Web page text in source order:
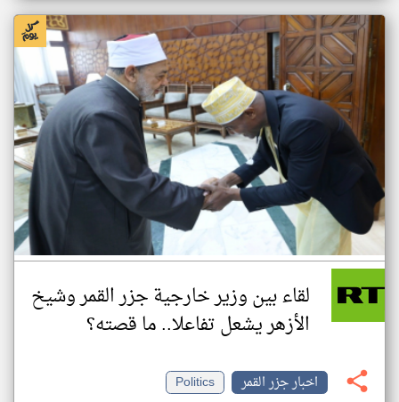
لقاء بين وزير خارجية جزر القمر وشيخ
الأزهر يشعل تفاعلا.. ما قصته؟
اخبار جزر القمر
Politics